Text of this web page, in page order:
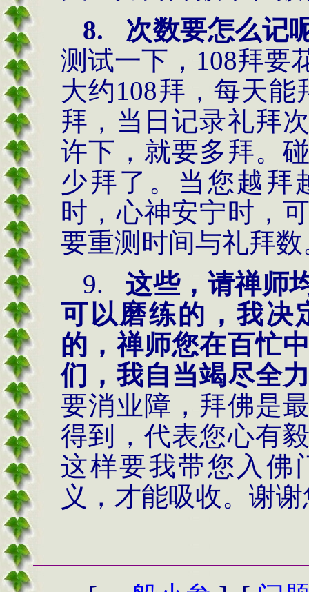
8.
次数要怎么记
测试一下， 108拜要
大约108拜，每天能
拜，当日记录礼拜
许下，就要多拜。
少拜了。当您越拜
时，心神安宁时，
要重测时间与礼拜数
9.
这些，请禅师
可以磨练的，我决
的，禅师您在百忙
们，我自当竭尽全
要消业障，拜佛是
得到，代表您心有
这样要我带您入佛
义，才能吸收。谢